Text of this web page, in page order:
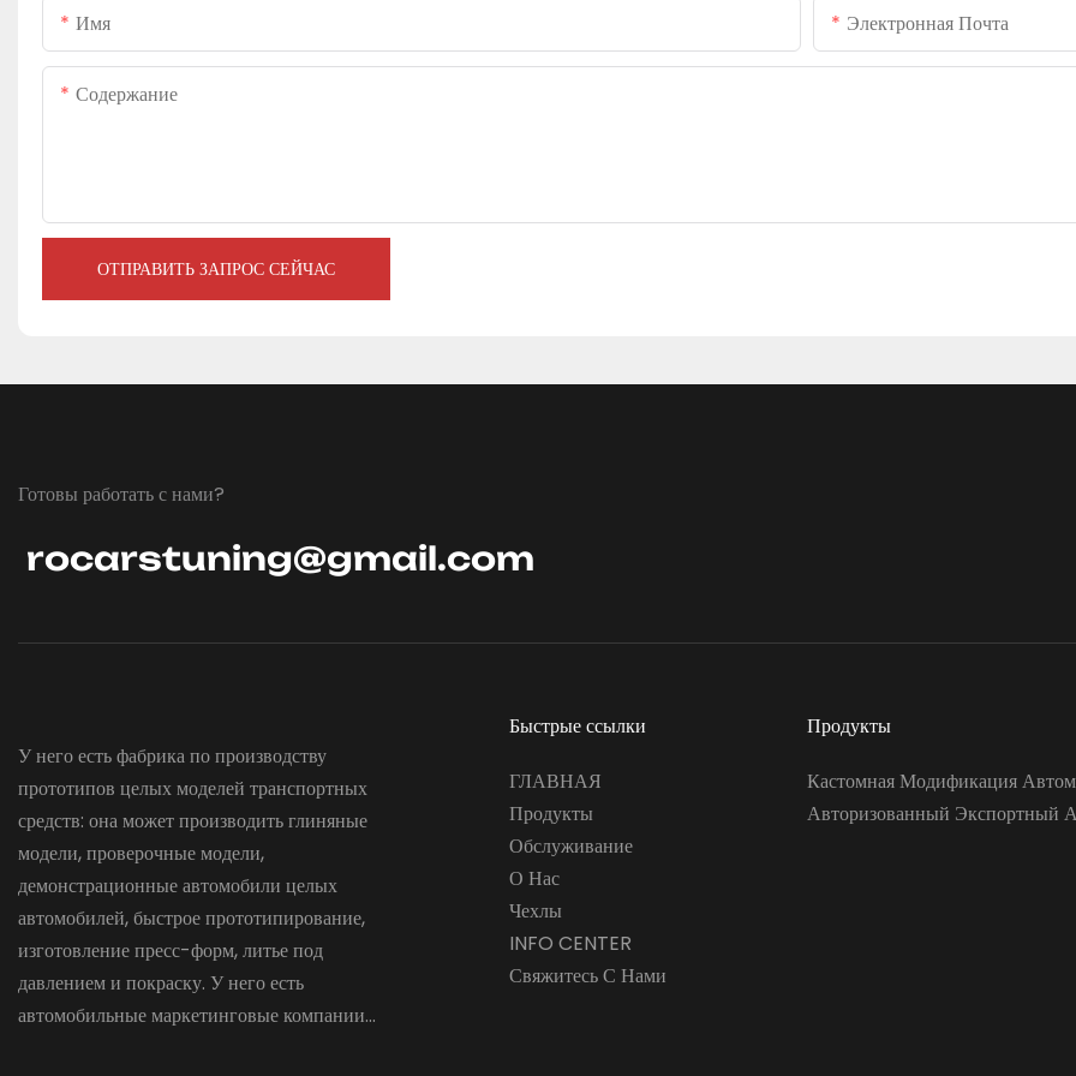
Имя Электронная Почта
Содержание
ОТПРАВИТЬ ЗАПРОС СЕЙЧАС
Готовы работать с нами?
rocarstuning@gmail.com
У него есть фабрика по производству
прототипов целых моделей транспортных
средств: она может производить глиняные
модели, проверочные модели,
демонстрационные автомобили целых
автомобилей, быстрое прототипирование,
изготовление пресс-форм, литье под
давлением и покраску. У него есть
автомобильные маркетинговые компании...
Быстрые ссылки
ГЛАВНАЯ
Продукты
Обслуживание
О Нас
Чехлы
INFO CENTER
Свяжитесь С Нами
Продукты
Кастомная Модификация
Авторизованный Экспортный